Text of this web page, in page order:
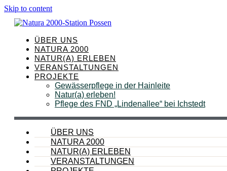
Skip to content
ÜBER UNS
NATURA 2000
NATUR(A) ERLEBEN
VERANSTALTUNGEN
PROJEKTE
Gewässerpflege in der Hainleite
Natur(a) erleben!
Pflege des FND „Lindenallee“ bei Ichstedt
ÜBER UNS
NATURA 2000
NATUR(A) ERLEBEN
VERANSTALTUNGEN